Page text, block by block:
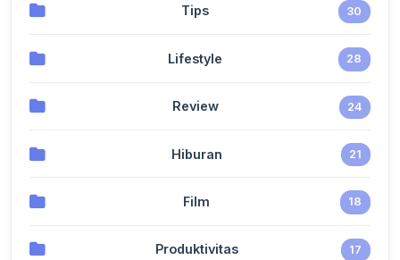
Tips 30
Lifestyle 28
Review 24
Hiburan 21
Film 18
Produktivitas 17